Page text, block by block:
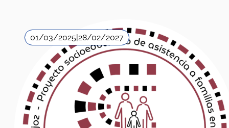
01/03/2025 28/02/2027